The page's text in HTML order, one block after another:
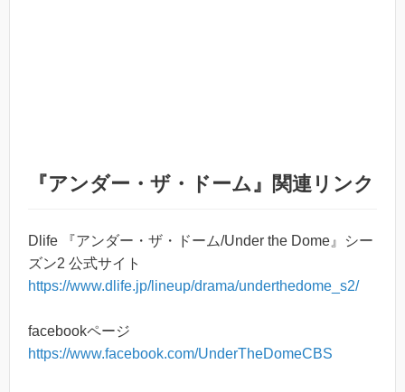
『アンダー・ザ・ドーム』関連リンク
Dlife 『アンダー・ザ・ドーム/Under the Dome』シー
ズン2 公式サイト
https://www.dlife.jp/lineup/drama/underthedome_s2/
facebookページ
https://www.facebook.com/UnderTheDomeCBS